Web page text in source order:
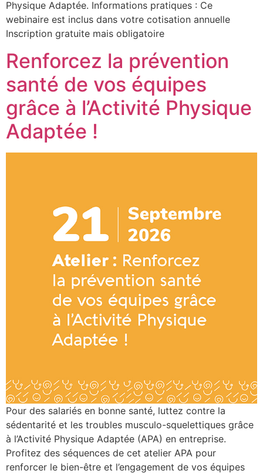
Physique Adaptée. Informations pratiques : Ce
webinaire est inclus dans votre cotisation annuelle
Inscription gratuite mais obligatoire
Renforcez la prévention
santé de vos équipes
grâce à l’Activité Physique
Adaptée !
Pour des salariés en bonne santé, luttez contre la
sédentarité et les troubles musculo-squelettiques grâce
à l’Activité Physique Adaptée (APA) en entreprise.
Profitez des séquences de cet atelier APA pour
renforcer le bien-être et l’engagement de vos équipes